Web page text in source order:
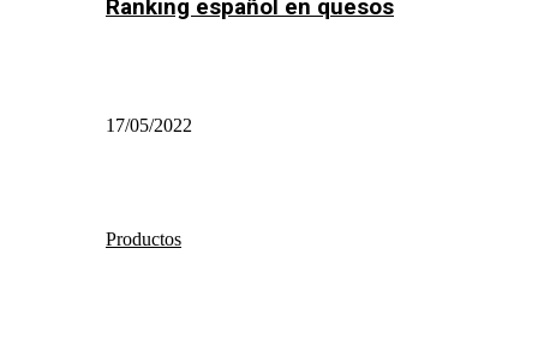
Ranking español en quesos
17/05/2022
Productos